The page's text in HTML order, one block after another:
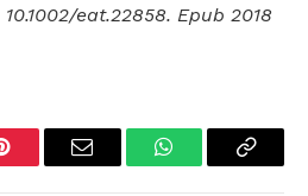
eat.22858. Epub 2018
Pinterest Email WhatsAppCopy